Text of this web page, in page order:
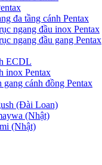
đa tầng cánh Pentax
ngang đầu inox Pentax
ngang đầu gang Pentax
ECDL
inox Pentax
cánh đồng Pentax
(Đài Loan)
(Nhật)
(Nhật)